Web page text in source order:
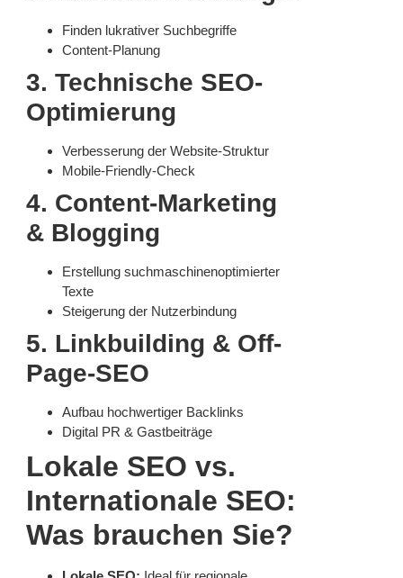
Finden lukrativer Suchbegriffe
Content-Planung
3. Technische SEO-
Optimierung
Verbesserung der Website-Struktur
Mobile-Friendly-Check
4. Content-Marketing
& Blogging
Erstellung suchmaschinenoptimierter
Texte
Steigerung der Nutzerbindung
5. Linkbuilding & Off-
Page-SEO
Aufbau hochwertiger Backlinks
Digital PR & Gastbeiträge
Lokale SEO vs.
Internationale SEO:
Was brauchen Sie?